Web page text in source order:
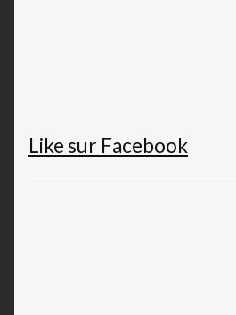
Like sur Facebook